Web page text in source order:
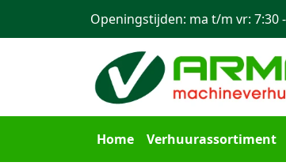
Home Verhuurassortiment
Openingstijden: ma t/m vr: 7:30